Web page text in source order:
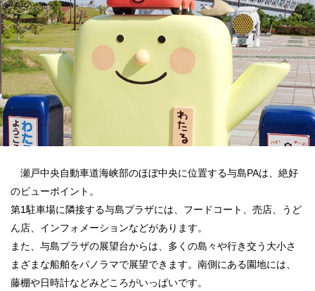
瀬戸中央自動車道海峡部のほぼ中央に位置する与島PAは、絶好
のビューポイント。
第1駐車場に隣接する与島プラザには、フードコート、売店、うど
ん店、インフォメーションなどがあります。
また、与島プラザの展望台からは、多くの島々や行き交う大小さ
まざまな船舶をパノラマで展望できます。南側にある園地には、
藤棚や日時計などみどころがいっぱいです。